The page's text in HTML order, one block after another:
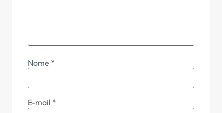
Nome *
E-mail *